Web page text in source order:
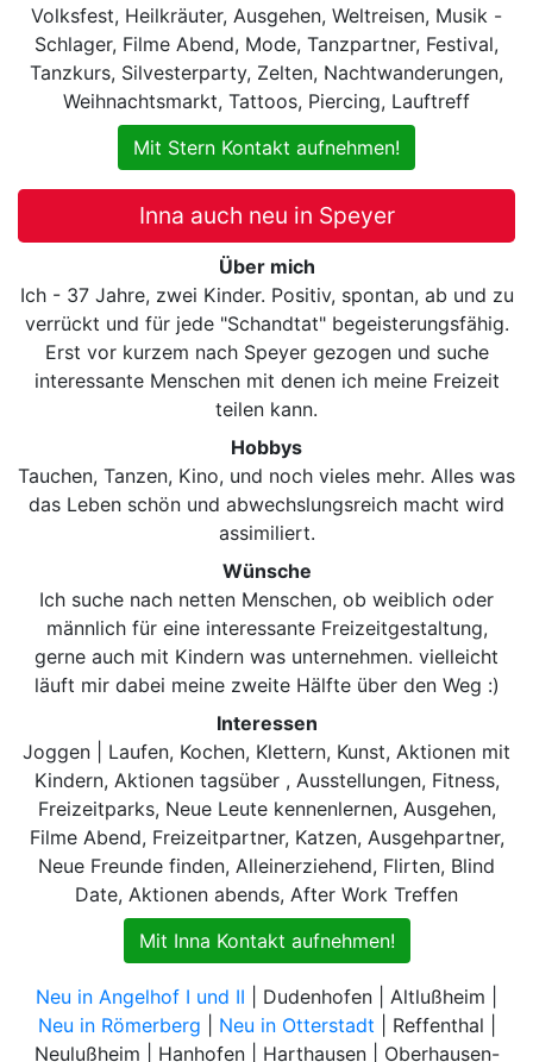
Volksfest, Heilkräuter, Ausgehen, Weltreisen, Musik -
Schlager, Filme Abend, Mode, Tanzpartner, Festival,
Tanzkurs, Silvesterparty, Zelten, Nachtwanderungen,
Weihnachtsmarkt, Tattoos, Piercing, Lauftreff
Mit Stern Kontakt aufnehmen!
Inna auch neu in Speyer
Über mich
Ich - 37 Jahre, zwei Kinder. Positiv, spontan, ab und zu
verrückt und für jede "Schandtat" begeisterungsfähig.
Erst vor kurzem nach Speyer gezogen und suche
interessante Menschen mit denen ich meine Freizeit
teilen kann.
Hobbys
Tauchen, Tanzen, Kino, und noch vieles mehr. Alles was
das Leben schön und abwechslungsreich macht wird
assimiliert.
Wünsche
Ich suche nach netten Menschen, ob weiblich oder
männlich für eine interessante Freizeitgestaltung,
gerne auch mit Kindern was unternehmen. vielleicht
läuft mir dabei meine zweite Hälfte über den Weg :)
Interessen
Joggen | Laufen, Kochen, Klettern, Kunst, Aktionen mit
Kindern, Aktionen tagsüber , Ausstellungen, Fitness,
Freizeitparks, Neue Leute kennenlernen, Ausgehen,
Filme Abend, Freizeitpartner, Katzen, Ausgehpartner,
Neue Freunde finden, Alleinerziehend, Flirten, Blind
Date, Aktionen abends, After Work Treffen
Mit Inna Kontakt aufnehmen!
Neu in Angelhof I und II | Dudenhofen | Altlußheim |
Neu in Römerberg
Neu in Otterstadt | Reffenthal |
Neulußheim | Hanhofen | Harthausen | Oberhausen-